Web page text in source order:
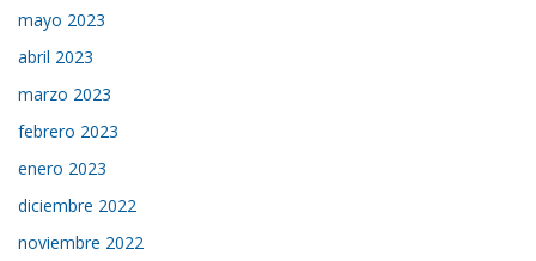
mayo 2023
abril 2023
marzo 2023
febrero 2023
enero 2023
diciembre 2022
noviembre 2022